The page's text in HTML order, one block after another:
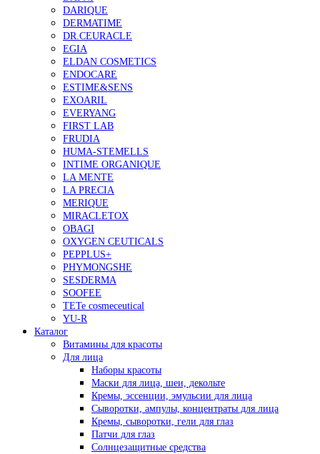
DARIQUE
DERMATIME
DR.CEURACLE
EGIA
ELDAN COSMETICS
ENDOCARE
ESTIME&SENS
EXOARIL
EVERYANG
FIRST LAB
FRUDIA
HUMA-STEMELLS
INTIME ORGANIQUE
LA MENTE
LA PRECIA
MERIQUE
MIRACLETOX
OBAGI
OXYGEN CEUTICALS
PEPPLUS+
PHYMONGSHE
SESDERMA
SOOFEE
TETe cosmeceutical
YU-R
Каталог
Витамины для красоты
Для лица
Наборы красоты
Маски для лица, шеи, декольте
Кремы, эссенции, эмульсии для лица
Сыворотки, ампулы, концентраты для лица
Кремы, сыворотки, гели для глаз
Патчи для глаз
Солнцезащитные средства